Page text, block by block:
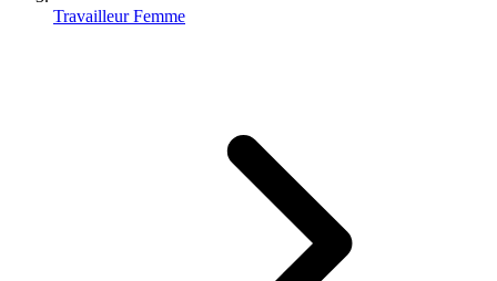
Travailleur Femme